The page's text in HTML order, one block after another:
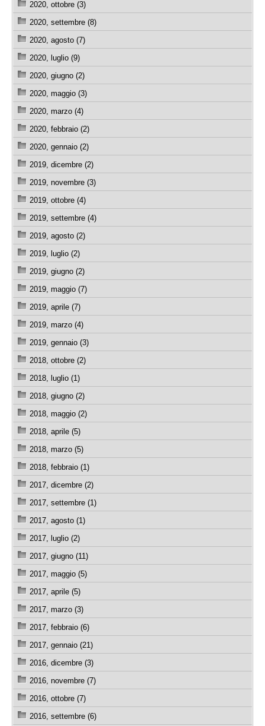
2020, ottobre (3)
2020, settembre (8)
2020, agosto (7)
2020, luglio (9)
2020, giugno (2)
2020, maggio (3)
2020, marzo (4)
2020, febbraio (2)
2020, gennaio (2)
2019, dicembre (2)
2019, novembre (3)
2019, ottobre (4)
2019, settembre (4)
2019, agosto (2)
2019, luglio (2)
2019, giugno (2)
2019, maggio (7)
2019, aprile (7)
2019, marzo (4)
2019, gennaio (3)
2018, ottobre (2)
2018, luglio (1)
2018, giugno (2)
2018, maggio (2)
2018, aprile (5)
2018, marzo (5)
2018, febbraio (1)
2017, dicembre (2)
2017, settembre (1)
2017, agosto (1)
2017, luglio (2)
2017, giugno (11)
2017, maggio (5)
2017, aprile (5)
2017, marzo (3)
2017, febbraio (6)
2017, gennaio (21)
2016, dicembre (3)
2016, novembre (7)
2016, ottobre (7)
2016, settembre (6)